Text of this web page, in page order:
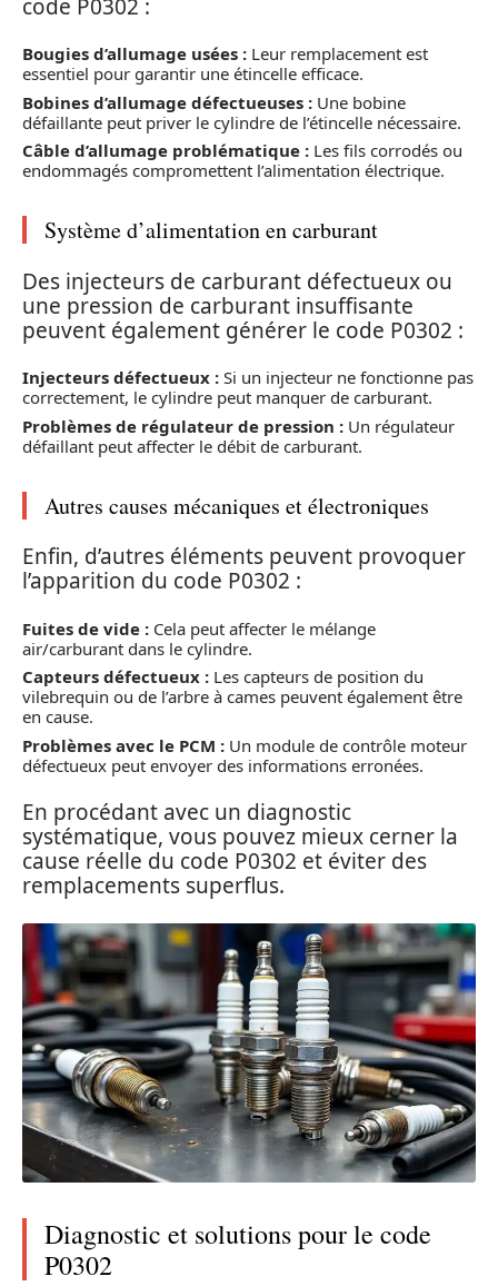
code P0302 :
Bougies d’allumage usées : Leur remplacement est
essentiel pour garantir une étincelle efficace.
Bobines d’allumage défectueuses : Une bobine
défaillante peut priver le cylindre de l’étincelle nécessaire.
Câble d’allumage problématique : Les fils corrodés ou
endommagés compromettent l’alimentation électrique.
Système d’alimentation en carburant
Des injecteurs de carburant défectueux ou
une pression de carburant insuffisante
peuvent également générer le code P0302 :
Injecteurs défectueux : Si un injecteur ne fonctionne pas
correctement, le cylindre peut manquer de carburant.
Problèmes de régulateur de pression : Un régulateur
défaillant peut affecter le débit de carburant.
Autres causes mécaniques et électroniques
Enfin, d’autres éléments peuvent provoquer
l’apparition du code P0302 :
Fuites de vide : Cela peut affecter le mélange
air/carburant dans le cylindre.
Capteurs défectueux : Les capteurs de position du
vilebrequin ou de l’arbre à cames peuvent également être
en cause.
Problèmes avec le PCM : Un module de contrôle moteur
défectueux peut envoyer des informations erronées.
En procédant avec un diagnostic
systématique, vous pouvez mieux cerner la
cause réelle du code P0302 et éviter des
remplacements superflus.
Diagnostic et solutions pour le code
P0302